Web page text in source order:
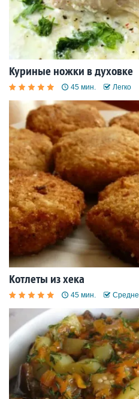
Куриные ножки в духовке
45 мин. Легко
Котлеты из хека
45 мин. Средне